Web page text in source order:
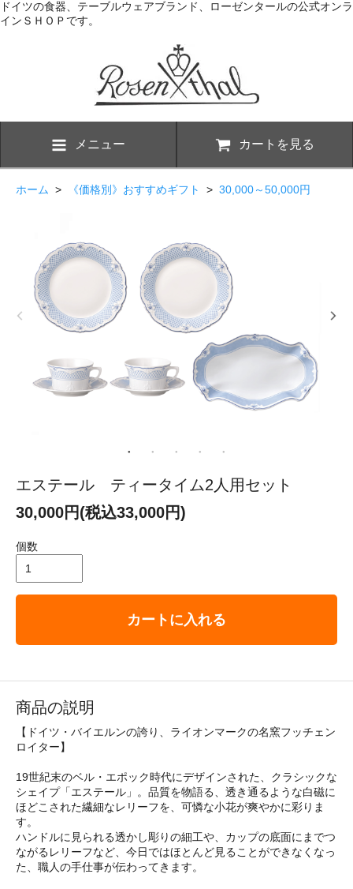
ドイツの食器、テーブルウェアブランド、ローゼンタールの公式オンラ
インＳＨＯＰです。
メニュー カートを見る
ホーム > 《価格別》おすすめギフト > 30,000～50,000円
エステール ティータイム2人用セット
30,000円(税込33,000円)
個数
カートに入れる
商品の説明
【ドイツ・バイエルンの誇り、ライオンマークの名窯フッチェン
ロイター】
19世紀末のベル・エポック時代にデザインされた、クラシックな
シェイプ「エステール」。品質を物語る、透き通るような白磁に
ほどこされた繊細なレリーフを、可憐な小花が爽やかに彩りま
す。
ハンドルに見られる透かし彫りの細工や、カップの底面にまでつ
ながるレリーフなど、今日ではほとんど見ることができなくなっ
た、職人の手仕事が伝わってきます。